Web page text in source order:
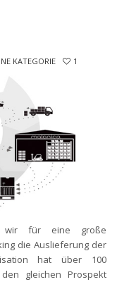
KATEGORIE 1
wir für eine große
die Auslieferung der
hat über 100
gleichen Prospekt